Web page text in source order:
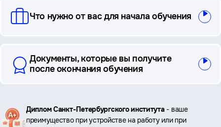
Что нужно от вас для начала обучения
Документы, которые вы получите
после окончания обучения
Ключевые
Диплом Санкт-Петербургского института- ваше
преимущество при устройстве на работу или при